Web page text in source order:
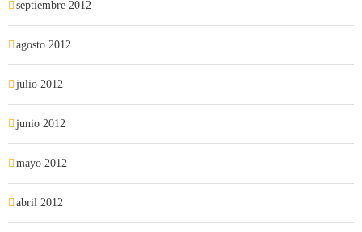
septiembre 2012
agosto 2012
julio 2012
junio 2012
mayo 2012
abril 2012